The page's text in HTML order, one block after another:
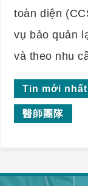
toàn diện
vụ bảo quản
và theo nhu
Tin mới nhất
醫師團隊